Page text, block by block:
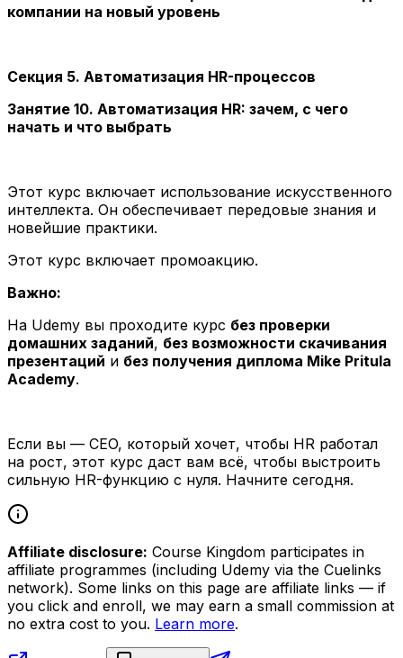
компании на новый уровень
Секция 5. Автоматизация HR-процессов
Занятие 10. Автоматизация HR: зачем, с чего
начать и что выбрать
Этот курс включает использование искусственного
интеллекта. Он обеспечивает передовые знания и
новейшие практики.
Этот курс включает промоакцию.
Важно:
На Udemy вы проходите курс без проверки
домашних заданий, без возможности скачивания
презентаций и без получения диплома Mike Pritula
Academy.
Если вы — CEO, который хочет, чтобы HR работал
на рост, этот курс даст вам всё, чтобы выстроить
сильную HR-функцию с нуля. Начните сегодня.
Affiliate disclosure: Course Kingdom participates in
affiliate programmes (including Udemy via the Cuelinks
network). Some links on this page are affiliate links — if
you click and enroll, we may earn a small commission at
no extra cost to you. Learn more.